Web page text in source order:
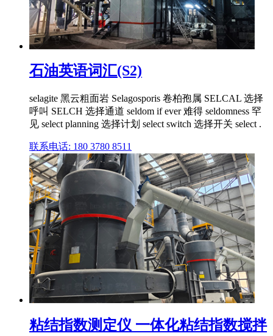
石油英语词汇(S2)
selagite 黑云粗面岩 Selagosporis 卷柏孢属 SELCAL 选择
呼叫 SELCH 选择通道 seldom if ever 难得 seldomness 罕
见 select planning 选择计划 select switch 选择开关 select .
联系电话: 180 3780 8511
粘结指数测定仪 一体化粘结指数搅拌